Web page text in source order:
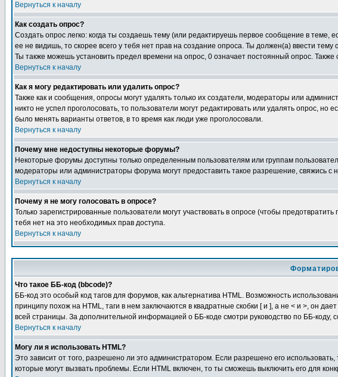
Вернуться к началу
Как создать опрос?
Создать опрос легко: когда ты создаешь тему (или редактируешь первое сообщение в
ее не видишь, то скорее всего у тебя нет прав на создание опроса. Ты должен(а) ввести
Ты также можешь установить предел времени на опрос, 0 означает постоянный опрос.
Вернуться к началу
Как я могу редактировать или удалить опрос?
Также как и сообщения, опросы могут удалять только их создатели, модераторы или
никто не успел проголосовать, то пользователи могут редактировать или удалять опрос,
было менять варианты ответов, в то время как люди уже проголосовали.
Вернуться к началу
Почему мне недоступны некоторые форумы?
Некоторые форумы доступны только определенным пользователям или группам
модераторы или администраторы форума могут предоставить такое разрешение, свяжись с
Вернуться к началу
Почему я не могу голосовать в опросе?
Только зарегистрированные пользователи могут участвовать в опросе (чтобы
тебя нет на это необходимых прав доступа.
Вернуться к началу
Что такое ББ-код (bbcode)?
ББ-код это особый код тагов для форумов, как альтернатива HTML. Возможность
принципу похож на HTML, таги в нем заключаются в квадратные скобки [ и ], а не < и >, он
всей страницы. За дополнительной информацией о ББ-коде смотри руководство по ББ-
Вернуться к началу
Могу ли я использовать HTML?
Это зависит от того, разрешено ли это администратором. Если разрешено его использовать,
которые могут вызвать проблемы. Если HTML включен, то ты сможешь выключить его для